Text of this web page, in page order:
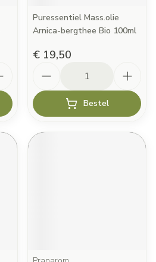
Puressentiel Mass.olie
Arnica-bergthee Bio 100ml
€ 19,50
Bestel